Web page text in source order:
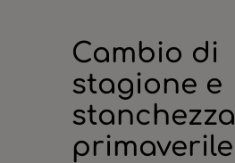
Cambio di
stagione e
stanchezza
primaverile